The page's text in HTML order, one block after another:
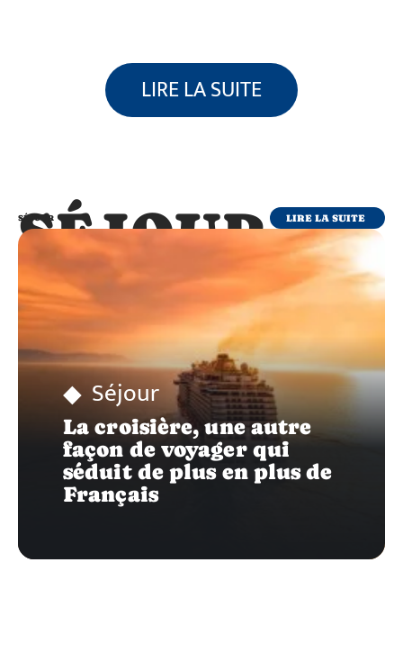
LIRE LA SUITE
SÉJOUR
SÉJOUR LIRE LA SUITE
Séjour
La croisière, une autre
façon de voyager qui
séduit de plus en plus de
Français